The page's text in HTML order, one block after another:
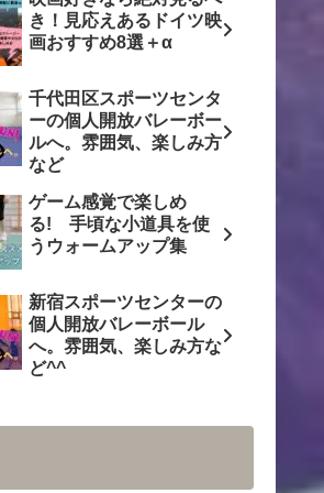
き！見応えあるドイツ映
画おすすめ8選＋α
千代田区スポーツセンタ
ーの個人開放バレーボー
ルへ。雰囲気、楽しみ方
など
ゲーム感覚で楽しめ
る! 手頃な小道具を使
うウォームアップ集
新宿スポーツセンターの
個人開放バレーボール
へ。雰囲気、楽しみ方な
ど^^